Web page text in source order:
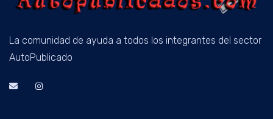
La comunidad de ayuda a todos los integrantes del sector
AutoPublicado